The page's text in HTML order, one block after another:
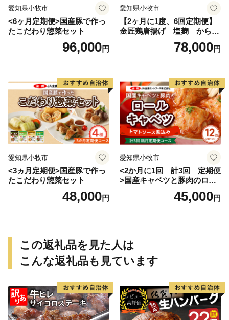
愛知県小牧市
<6ヶ月定期便>国産豚で作っ
たこだわり惣菜セット
96,000円
愛知県小牧市
【2ヶ月に1度、6回定期便】
金匠鶏唐揚げ 塩麹 からあ
78,000円
愛知県小牧市
<3ヵ月定期便>国産豚で作っ
たこだわり惣菜セット
48,000円
愛知県小牧市
<2か月に1回 計3回 定期便
>国産キャベツと豚肉のロー
ルキャベツ（6P入り）
45,000円
この返礼品を見た人は
こんな返礼品も見ています